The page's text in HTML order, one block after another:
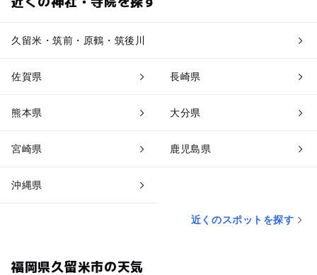
久留米・筑前・原鶴・筑後川
佐賀県 長崎県
熊本県 大分県
宮崎県 鹿児島県
沖縄県
近くのスポットを探す
福岡県久留米市の天気